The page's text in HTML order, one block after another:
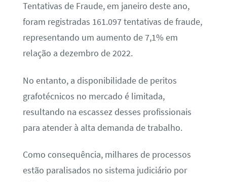
Tentativas de Fraude, em janeiro deste ano,
foram registradas 161.097 tentativas de fraude,
representando um aumento de 7,1% em
relação a dezembro de 2022.
No entanto, a disponibilidade de peritos
grafotécnicos no mercado é limitada,
resultando na escassez desses profissionais
para atender à alta demanda de trabalho.
Como consequência, milhares de processos
estão paralisados no sistema judiciário por